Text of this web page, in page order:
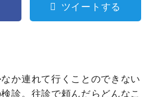
ツイートする
か連れて行くことのできない
診。往診で頼んだらどんなこ